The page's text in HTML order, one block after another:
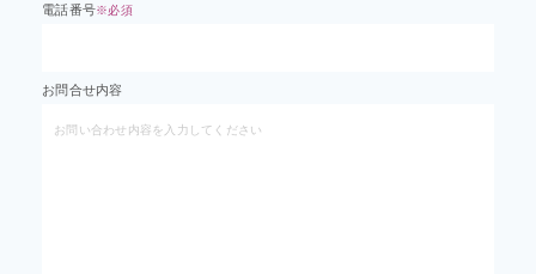
電話番号※必須
お問合せ内容